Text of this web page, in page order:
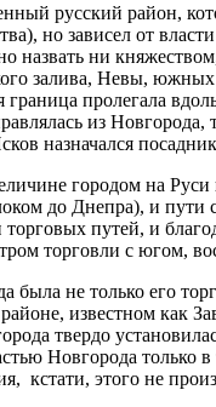
русский район,
но зависел от
назвать ни
залива, Невы,
пролегала
из
назначался
городом на Руси
до Днепра), и пути
путей, и
торговли с югом,
была не только его
известном как
твердо
Новгорода
кстати, этого не